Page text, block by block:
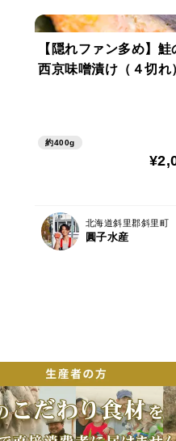
【隠れファン多め】鮭
西京味噌漬け（４切れ
約400g
北海道斜里郡斜里町
圓子水産